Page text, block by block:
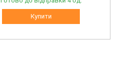
Купити